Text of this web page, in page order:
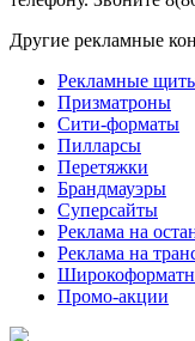
Другие рекламные
Рекламные
Призматроны
Сити-форматы
Пилларсы
Перетяжки
Брандмауэры
Суперсайты
Реклама на
Реклама на
Промо-акции